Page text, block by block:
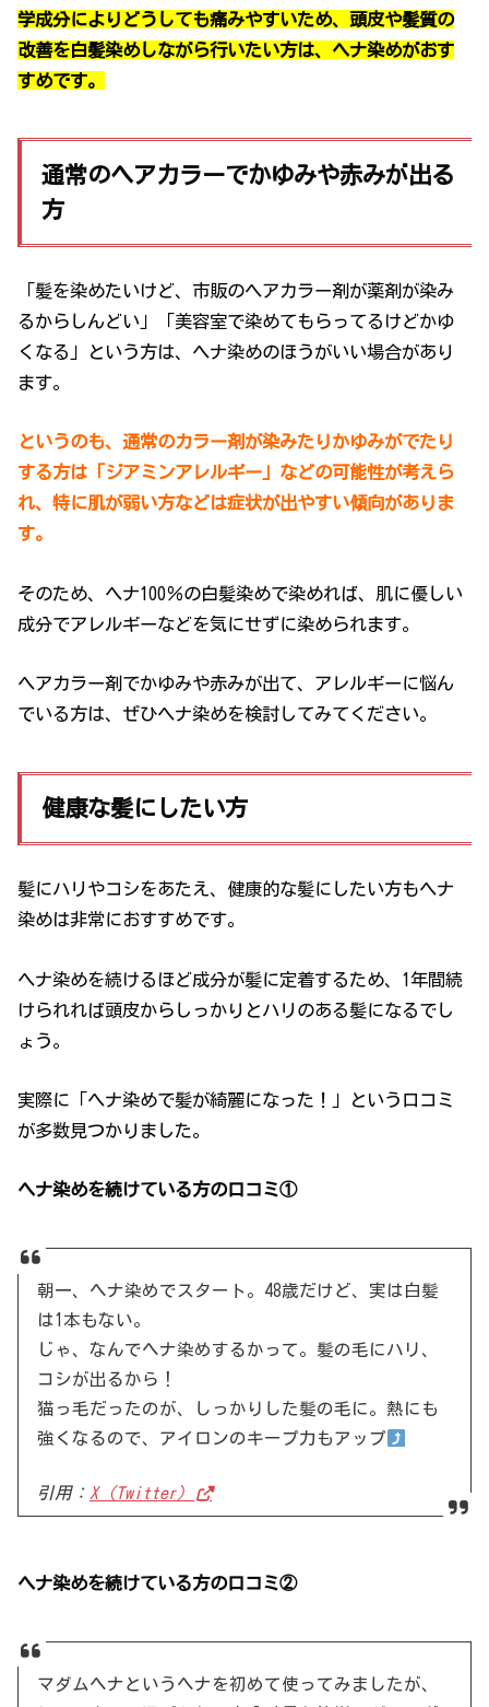
学成分によりどうしても痛みやすいため、頭皮や髪質の
改善を白髪染めしながら行いたい方は、ヘナ染めがおす
すめです。
通常のヘアカラーでかゆみや赤みが出る
方
「髪を染めたいけど、市販のヘアカラー剤が薬剤が染み
るからしんどい」「美容室で染めてもらってるけどかゆ
くなる」という方は、ヘナ染めのほうがいい場合があり
ます。
というのも、通常のカラー剤が染みたりかゆみがでたり
する方は「ジアミンアレルギー」などの可能性が考えら
れ、特に肌が弱い方などは症状が出やすい傾向がありま
す。
そのため、ヘナ100％の白髪染めで染めれば、肌に優しい
成分でアレルギーなどを気にせずに染められます。
ヘアカラー剤でかゆみや赤みが出て、アレルギーに悩ん
でいる方は、ぜひヘナ染めを検討してみてください。
健康な髪にしたい方
髪にハリやコシをあたえ、健康的な髪にしたい方もヘナ
染めは非常におすすめです。
ヘナ染めを続けるほど成分が髪に定着するため、1年間続
けられれば頭皮からしっかりとハリのある髪になるでし
ょう。
実際に「ヘナ染めで髪が綺麗になった！」という口コミ
が多数見つかりました。
ヘナ染めを続けている方の口コミ①
朝一、ヘナ染めでスタート。48歳だけど、実は白髪
は1本もない。
じゃ、なんでヘナ染めするかって。髪の毛にハリ、
コシが出るから！
猫っ毛だったのが、しっかりした髪の毛に。熱にも
強くなるので、アイロンのキープ力もアップ
引用： X（Twitter）
ヘナ染めを続けている方の口コミ②
マダムヘナというヘナを初めて使ってみましたが、